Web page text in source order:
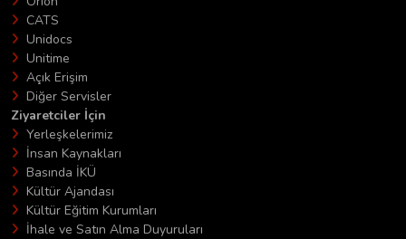
CATS
Unidocs
Unitime
Açık Erişim
Diğer Servisler
Ziyaretciler İçin
Yerleşkelerimiz
İnsan Kaynakları
Basında İKÜ
Kültür Ajandası
Kültür Eğitim Kurumları
İhale ve Satın Alma Duyuruları